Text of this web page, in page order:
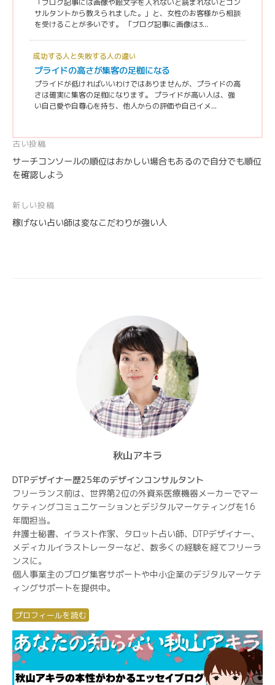
サルタントから教えられました。」と、女性のお客様から相談
を受けることが多いです。 「ブログ記事に画像は3...
成功する人と失敗する人の違い
プライドの高さが集客の足枷になる
プライドが低ければいいわけではありませんが、プライドの高
さは確実に集客の足枷になります。 プライドが高い人は、強
い自己愛や自尊心を持ち、他人からの評価や自己イメ...
投
稿
ナ
ビ
ゲ
古い投稿
サーチコンソールの順位はおかしい場合もあるので自分でも順位
を確認しよう
新しい投稿
稼げない占い師は変なこだわりが強い人
秋山アキラ
DTPデザイナー歴25年のデザインコンサルタント
フリーランス前は、世界第2位の外資系医療機器メーカーでマー
ケティングコミュニケーションとデジタルマーケティングを16
年間担当。
弁護士秘書、イラスト作家、タロット占い師、DTPデザイナー、
メディカルイラストレーターなど、数多くの経験を経てフリーラ
ンスに。
個人事業主のブログ集客サポートや中小企業のデジタルマーケテ
ィングサポートを提供中。
プロフィールを読む